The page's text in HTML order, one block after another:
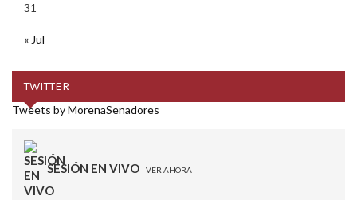
31
« Jul
TWITTER
Tweets by MorenaSenadores
SESIÓN EN VIVO VER AHORA